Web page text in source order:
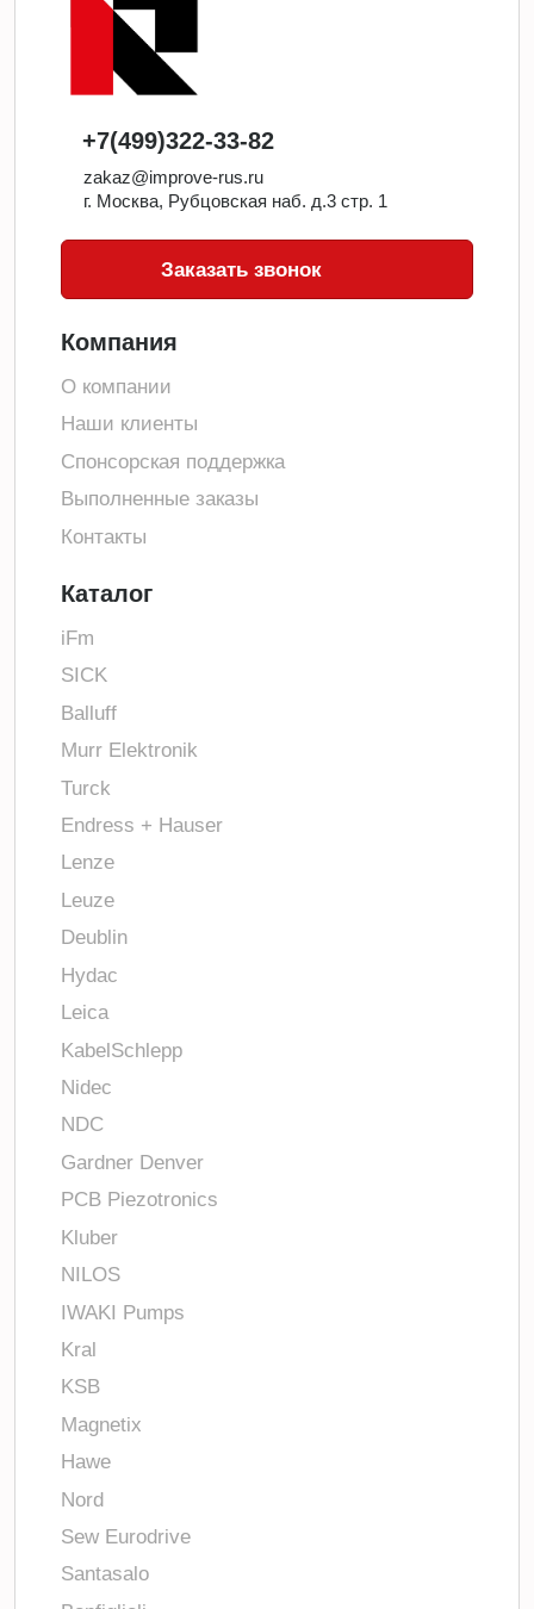
+7(499)322-33-82
zakaz@improve-rus.ru
г. Москва, Рубцовская наб. д.3 стр. 1
Заказать звонок
Компания
О компании
Наши клиенты
Спонсорская поддержка
Выполненные заказы
Контакты
Каталог
iFm
SICK
Balluff
Murr Elektronik
Turck
Endress + Hauser
Lenze
Leuze
Deublin
Hydac
Leica
KabelSchlepp
Nidec
NDC
Gardner Denver
PCB Piezotronics
Kluber
NILOS
IWAKI Pumps
Kral
KSB
Magnetix
Hawe
Nord
Sew Eurodrive
Santasalo